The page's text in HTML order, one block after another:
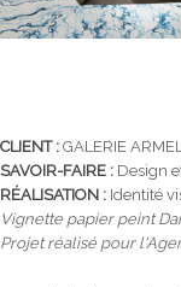
CLIENT : GALERIE
SAVOIR-FAIRE : Design
RÉALISATION : Identité
Vignette papier peint
Projet réalisé pour